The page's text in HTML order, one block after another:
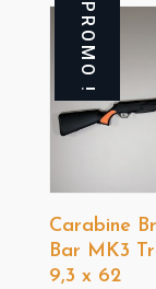
PROMO !
Carabine
Bar MK3
9,3 x 62